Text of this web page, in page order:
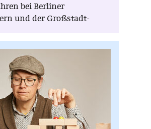
bei Berliner
und der Großstadt-
machen die Schuh-
zu Objekten der